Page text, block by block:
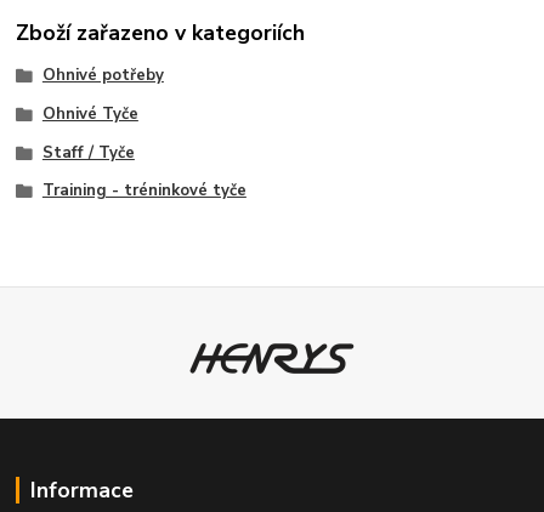
Zboží zařazeno v kategoriích
Ohnivé potřeby
Ohnivé Tyče
Staff / Tyče
Training - tréninkové tyče
Informace